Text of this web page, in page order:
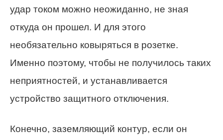
удар током можно неожиданно, не зная
откуда он прошел. И для этого
необязательно ковыряться в розетке.
Именно поэтому, чтобы не получилось таких
неприятностей, и устанавливается
устройство защитного отключения.
Конечно, заземляющий контур, если он